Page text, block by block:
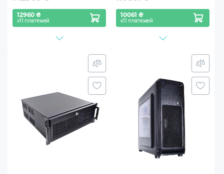
12960 ₴
х11 платежей
10061 ₴
х11 платежей